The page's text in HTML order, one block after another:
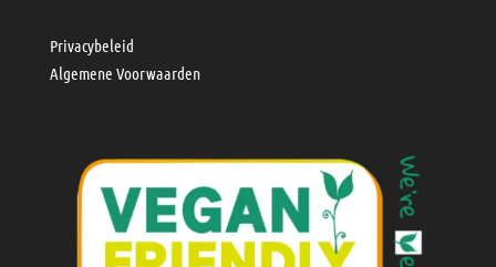
Privacybeleid
Algemene Voorwaarden